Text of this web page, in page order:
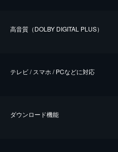
⾼⾳質（DOLBY DIGITAL PLUS）
テレビ / スマホ / PCなどに対応
ダウンロード機能